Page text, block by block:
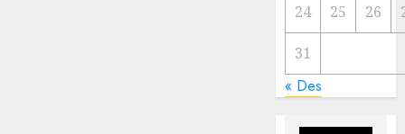
24 25 26
31
« Des